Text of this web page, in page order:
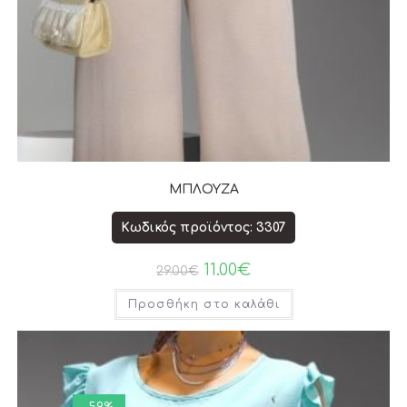
ΜΠΛΟΥΖΑ
Κωδικός προϊόντος: 3307
29.00€ 11.00€
Προσθήκη στο καλάθι